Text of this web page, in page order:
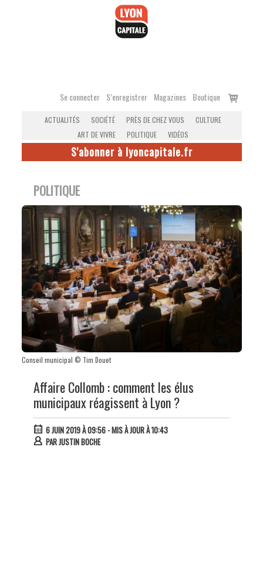
Se connecter S’enregistrer Magazines Boutique
Voir
ACTUALITÉS SOCIÉTÉ PRÈS DE CHEZ VOUS
CULTURE
ART DE VIVRE
POLITIQUE VIDÉOS
S'abonner à lyoncapitale.fr
POLITIQUE
Conseil municipal © Tim Douet
Affaire Collomb : comment les élus
municipaux réagissent à Lyon ?
6 JUIN 2019 À 09:56- MIS À JOUR À 10:43
PARJUSTIN BOCHE